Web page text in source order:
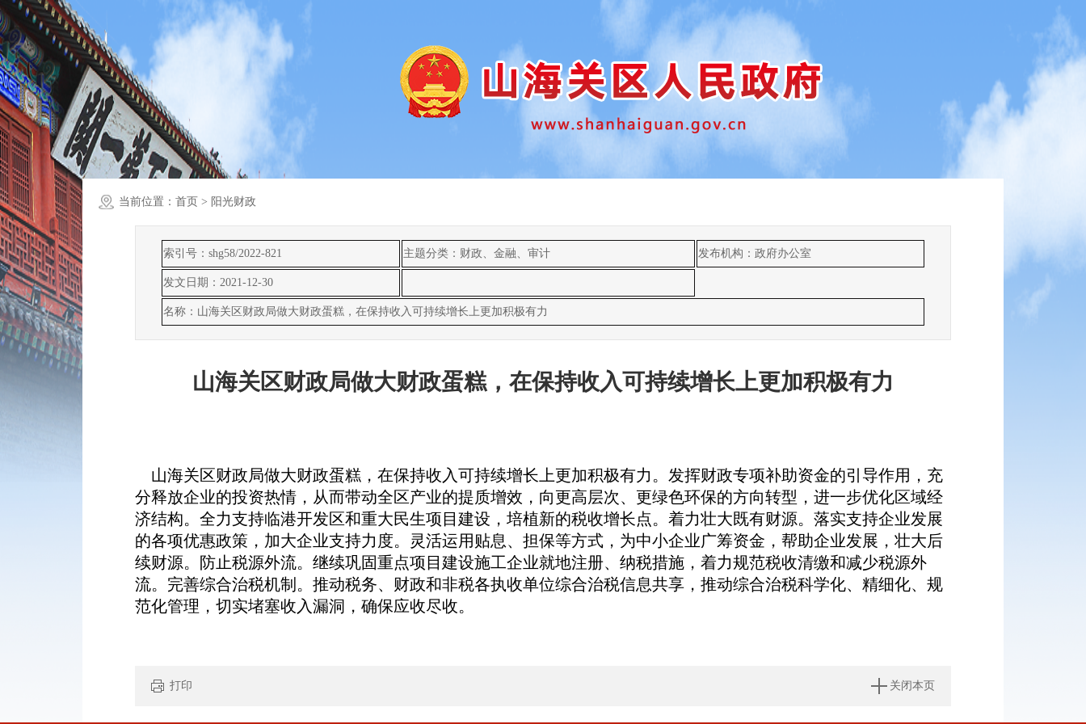
当前位置： 首页 > 阳光财政
索引号：shg58/2022-821 主题分类：财政、金融、审计 发布机构：政府办公室
发文日期：2021-12-30
名称：山海关区财政局做大财政蛋糕，在保持收入可持续增长上更加积极有力
山海关区财政局做大财政蛋糕，在保持收入可持续增长上更加积极有力
山海关区财政局做大财政蛋糕，在保持收入可持续增长上更加积极有力。 发挥财政专项补助资金的引导作用，充
分释放企业的投资热情，从而带动全区产业的提质增效，向更高层次、更绿色环保的方向转型，进一步优化区域经
济结构。全力支持临港开发区和重大民生项目建设，培植新的税收增长点。着力壮大既有财源。落实支持企业发展
的各项优惠政策，加大企业支持力度。灵活运用贴息、担保等方式，为中小企业广筹资金，帮助企业发展，壮大后
续财源。防止税源外流。继续巩固重点项目建设施工企业就地注册、纳税措施，着力规范税收清缴和减少税源外
流。完善综合治税机制。推动税务、财政和非税各执收单位综合治税信息共享，推动综合治税科学化、精细化、规
范化管理，切实堵塞收入漏洞，确保应收尽收。
打印 关闭本页